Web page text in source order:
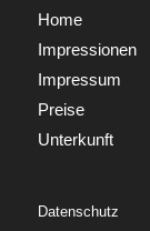
Home
Impressionen
Impressum
Preise
Unterkunft
Datenschutz